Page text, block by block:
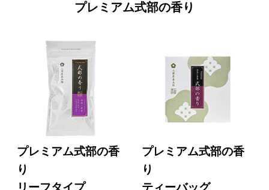
プレミアム式部の香り
プレミアム式部の香
り
リーフタイプ
プレミアム式部の香
り
ティーバッグ